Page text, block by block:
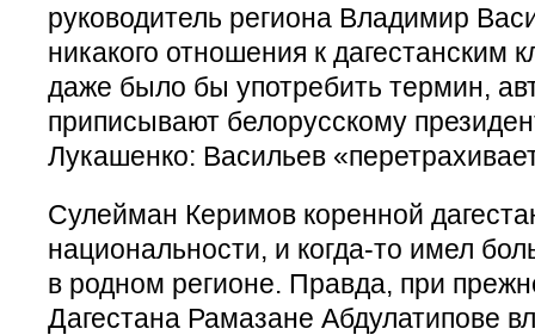
руководитель региона Владимир
никакого отношения к дагестанским
даже было бы употребить термин,
приписывают белорусскому
Лукашенко: Васильев
Сулейман Керимов коренной
национальности, и когда-то имел
в родном регионе. Правда, при
Дагестана Рамазане Абдулатипове